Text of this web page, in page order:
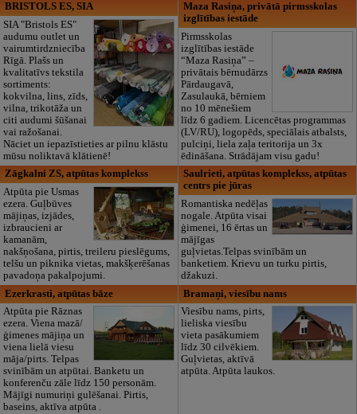
BRISTOLS ES, SIA
SIA "Bristols ES"
audumu outlet un
vairumtirdzniecība
Rīgā. Plašs un
kvalitatīvs tekstila
sortiments:
kokvilna, lins, zīds,
vilna, trikotāža un
citi audumi šūšanai
vai ražošanai.
Nāciet un iepazīstieties ar pilnu klāstu
mūsu noliktavā klātienē!
Maza Rasiņa, privātā pirmsskolas
izglītības iestāde
Pirmsskolas
izglītības iestāde
“Maza Rasiņa” –
privātais bērnudārzs
Pārdaugavā,
Zasulaukā, bērniem
no 10 mēnešiem
līdz 6 gadiem. Licencētas programmas
(LV/RU), logopēds, speciālais atbalsts,
pulciņi, liela zaļa teritorija un 3x
ēdināšana. Strādājam visu gadu!
Zāgkalni ZS, atpūtas komplekss
Atpūta pie Usmas
ezera. Guļbūves
mājiņas, izjādes,
izbraucieni ar
kamanām,
nakšņošana, pirtis, treileru pieslēgums,
telšu un piknika vietas, makšķerēšanas
pavadoņa pakalpojumi.
Saulrieti, atpūtas komplekss, atpūtas
centrs pie jūras
Romantiska nedēļas
nogale. Atpūta visai
ģimenei, 16 ērtas un
mājīgas
guļvietas.Telpas svinībām un
banketiem. Krievu un turku pirtis,
džakuzi.
Ezerkrasti, atpūtas bāze
Atpūta pie Rāznas
ezera. Viena mazā/
ģimenes mājiņa un
viena lielā viesu
māja/pirts. Telpas
svinībām un atpūtai. Banketu un
konferenču zāle līdz 150 personām.
Mājīgi numuriņi gulēšanai. Pirtis,
baseins, aktīva atpūta .
Bramaņi, viesību nams
Viesību nams, pirts,
lieliska viesību
vieta pasākumiem
līdz 30 cilvēkiem.
Guļvietas, aktīvā
atpūta. Atpūta laukos.